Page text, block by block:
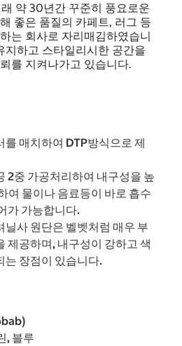
약 30년간 꾸준히 풍요로운
좋은 품질의 카페트, 러그 등
는 회사로 자리매김하였습니
지하고 스타일리시한 공간을
를 지켜나가고 있습니다.
매치하여 DTP방식으로 제
2중 가공처리하여 내구성을 높
여 물이나 음료등이 바로 흡수
가 가능합니다.
닐사 원단은 벨벳처럼 매우 부
제공하며, 내구성이 강하고 색
는 장점이 있습니다.
, 블루